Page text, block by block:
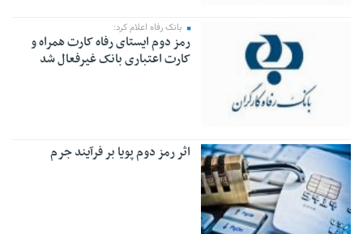
بانک رفاه اعلام کرد:
رمز دوم ایستای رفاه کارت همراه و
کارت اعتباری بانک غیرفعال شد
اثر رمز دوم پویا بر فرآیند جرم